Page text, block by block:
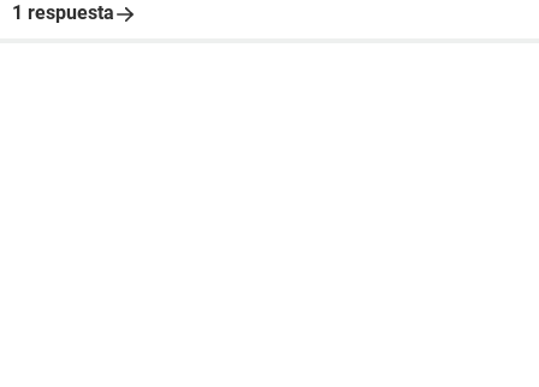
1 respuesta